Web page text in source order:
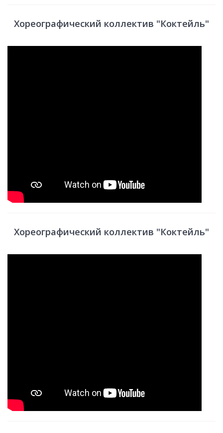
Хореографический коллектив "Коктейль"
Хореографический коллектив "Коктейль"